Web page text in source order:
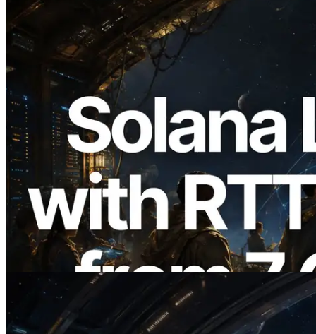
2026.08.05
ERPC Memperluas Solana Leader Slot
API dengan Pengukuran Ping dari 7
Region Global — Validators Information
API Juga Diluncurkan